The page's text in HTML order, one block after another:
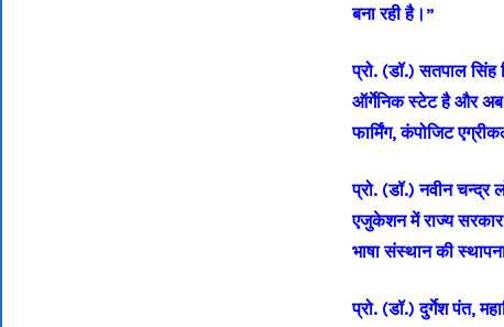
बना रही है।”
प्रो. (डॉ.) सतपाल सिंह
ऑर्गेनिक स्टेट है और अब
फार्मिंग, कंपोजिट
प्रो. (डॉ.) नवीन चन्द्र
एजुकेशन में राज्य
भाषा संस्थान की
प्रो. (डॉ.) दुर्गेश पंत,